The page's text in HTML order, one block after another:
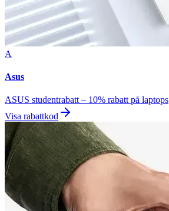
A
Asus
ASUS studentrabatt – 10% rabatt på laptops
Visa rabattkod